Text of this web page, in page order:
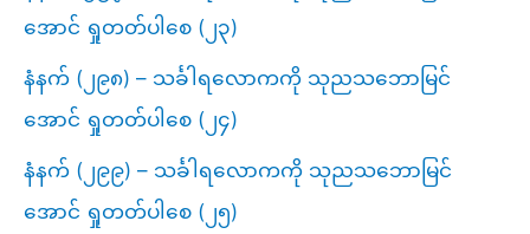
အောင် ရှုတတ်ပါစေ (၂၃)
နံနက် (၂၉၈) – သင်္ခါရလောကကို သုညသဘောမြင်
အောင် ရှုတတ်ပါစေ (၂၄)
နံနက် (၂၉၉) – သင်္ခါရလောကကို သုညသဘောမြင်
အောင် ရှုတတ်ပါစေ (၂၅)